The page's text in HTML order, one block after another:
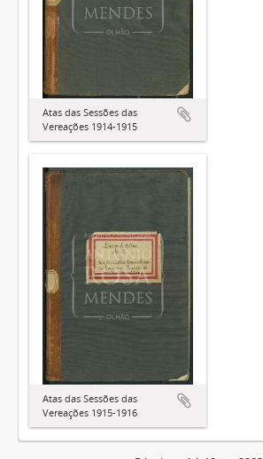
Atas das Sessões das
Vereações 1914-1915
Atas das Sessões das
Vereações 1915-1916